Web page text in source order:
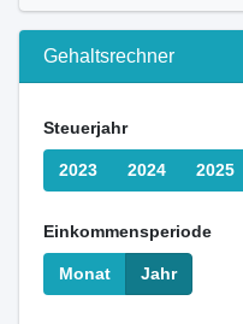
Gehaltsrechner
Steuerjahr
2023 2024 2025
Einkommensperiode
Monat Jahr